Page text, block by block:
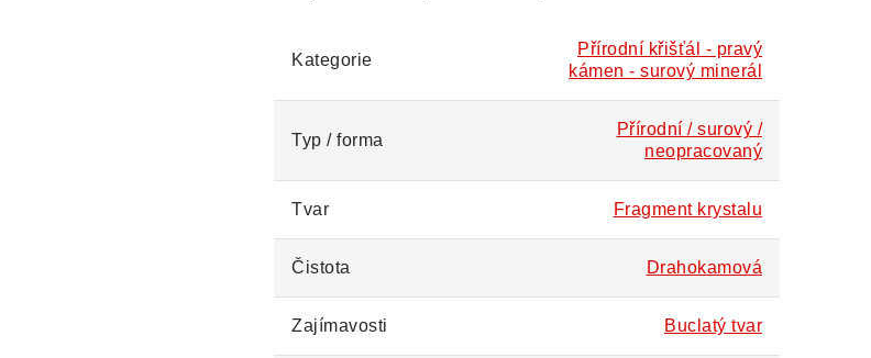
Kategorie
Přírodní křišťál - pravý
kámen - surový minerál
Typ / forma
Přírodní / surový /
neopracovaný
Tvar Fragment krystalu
Čistota Drahokamová
Zajímavosti Buclatý tvar